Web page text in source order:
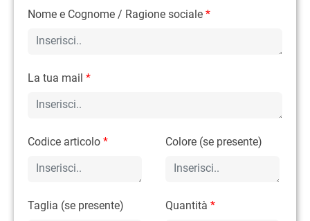
Nome e Cognome / Ragione sociale *
La tua mail *
Codice articolo * Colore (se presente)
Taglia (se presente) Quantità*